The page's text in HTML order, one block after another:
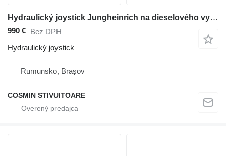
Hydraulický joystick Jungheinrich na dieselového vysokozdvižného vozíka
990 € Bez DPH
Hydraulický joystick
Rumunsko, Braşov
COSMIN STIVUITOARE